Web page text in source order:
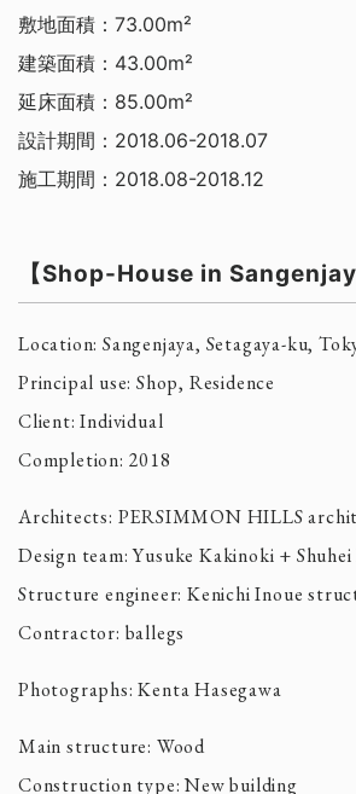
敷地面積：73.00m²
建築面積：43.00m²
延床面積：85.00m²
設計期間：2018.06-2018.07
施工期間：2018.08-2018.12
【Shop-House in
Location: Sangenjaya, Setagaya-ku,
Principal use: Shop, Residence
Client: Individual
Completion: 2018
Architects: PERSIMMON HILLS
Design team: Yusuke Kakinoki +
Structure engineer: Kenichi Inoue
Contractor: ballegs
Photographs: Kenta Hasegawa
Main structure: Wood
Construction type: New building